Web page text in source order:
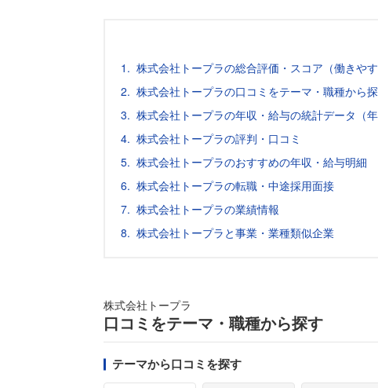
株式会社トープラの総合評価・スコア（働きや
株式会社トープラの口コミをテーマ・職種から
株式会社トープラの年収・給与の統計データ（
株式会社トープラの評判・口コミ
株式会社トープラのおすすめの年収・給与明細
株式会社トープラの転職・中途採用面接
株式会社トープラの業績情報
株式会社トープラと事業・業種類似企業
株式会社トープラ
口コミをテーマ・職種から探す
テーマから口コミを探す